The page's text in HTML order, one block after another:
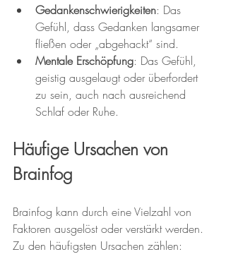
Gedankenschwierigkeiten: Das
Gefühl, dass Gedanken langsamer
fließen oder „abgehackt“ sind.
Mentale Erschöpfung: Das Gefühl,
geistig ausgelaugt oder überfordert
zu sein, auch nach ausreichend
Schlaf oder Ruhe.
Häufige Ursachen von
Brainfog
Brainfog kann durch eine Vielzahl von
Faktoren ausgelöst oder verstärkt werden.
Zu den häufigsten Ursachen zählen: